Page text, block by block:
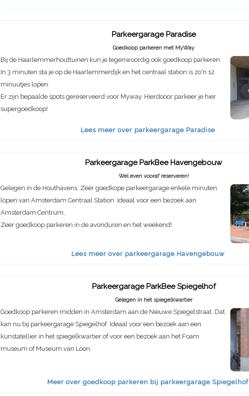
Parkeergarage Paradise
Goedkoop parkeren met MyWay
Bij de Haarlemmerhouttuinen kun je tegenwoordig ook goedkoop parkeren.
In 3 minuten sta je op de Haarlemmerdijk en het centraal station is zo'n 12
minuutjes lopen.
Er zijn bepaalde spots gereserveerd voor Myway. Hierdooor parkeer je hier
supergoedkoop!
Lees meer over parkeergarage Paradise
Parkeergarage ParkBee Havengebouw
Wel even vooraf reserveren!
Gelegen in de Houthavens. Zéér goedkope parkeergarage enkele minuten
lopen van Amsterdam Centraal Station. Ideaal voor een bezoek aan
Amsterdam Centrum,
Zeer goedkoop parkeren in de avonduren en het weekend!.
Lees meer over parkeergarage Havengebouw
Parkeergarage ParkBee Spiegelhof
Gelegen in het spiegelkwartier
Goedkoop parkeren midden in Amsterdam aan de Nieuwe Spiegelstraat. Dat
kan nu bij parkeergarage Spiegelhof. Ideaal voor een bezoek aan een
kunstatellier in het spiegelkwartier of voor een bezoek aan het Foam
museum of Museum van Loon.
Meer over goedkoop parkeren bij parkeergarage Spiegelhof